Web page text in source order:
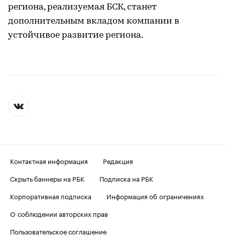
региона, реализуемая БСК, станет
дополнительным вкладом компании в
устойчивое развитие региона.
Контактная информация
Редакция
Скрыть баннеры на РБК
Подписка на РБК
Корпоративная подписка
Информация об ограничениях
О соблюдении авторских прав
Пользовательское соглашение